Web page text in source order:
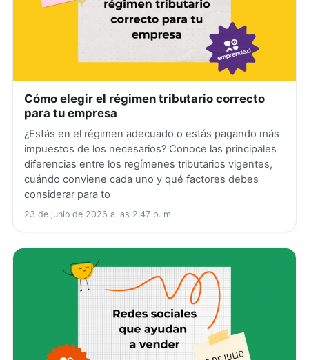
Cómo elegir el régimen tributario correcto
para tu empresa
¿Estás en el régimen adecuado o estás pagando más
impuestos de los necesarios? Conoce las principales
diferencias entre los regímenes tributarios vigentes,
cuándo conviene cada uno y qué factores debes
considerar para to
23 de junio de 2026 a las 2:47 p. m.